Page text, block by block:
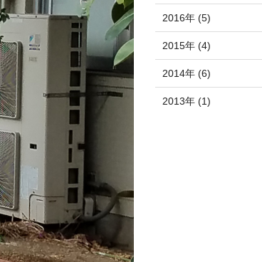
2016年 (5)
2015年 (4)
2014年 (6)
2013年 (1)